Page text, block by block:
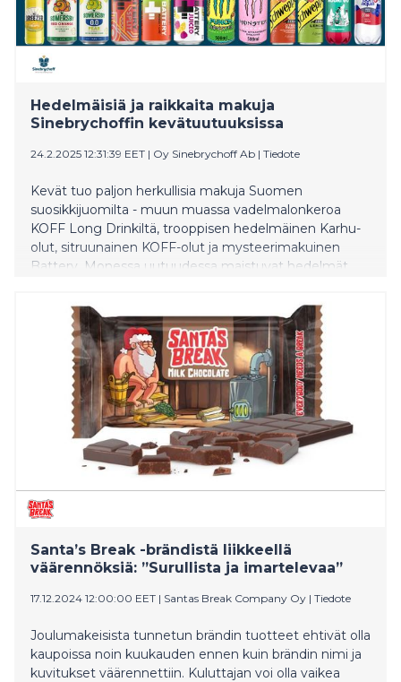
Hedelmäisiä ja raikkaita makuja
Sinebrychoffin kevätuutuuksissa
24.2.2025 12:31:39 EET | Oy Sinebrychoff Ab | Tiedote
Kevät tuo paljon herkullisia makuja Suomen
suosikkijuomilta - muun muassa vadelmalonkeroa
KOFF Long Drinkiltä, trooppisen hedelmäinen Karhu-
olut, sitruunainen KOFF-olut ja mysteerimakuinen
Battery. Monessa uutuudessa maistuvat hedelmät,
tarkemmat tiedotteet ja kuvat löytyvät alla olevista
linkeistä ja Sinebrychoffin uutishuoneesta:
https://sinebrychoff.fi/newsroom/
Santa’s Break -brändistä liikkeellä
väärennöksiä: ”Surullista ja imartelevaa”
17.12.2024 12:00:00 EET | Santas Break Company Oy | Tiedote
Joulumakeisista tunnetun brändin tuotteet ehtivät olla
kaupoissa noin kuukauden ennen kuin brändin nimi ja
kuvitukset väärennettiin. Kuluttajan voi olla vaikea